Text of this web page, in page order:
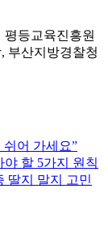
평등교육진흥원
부산지방경찰청
어 가세요”
할 5가지 원칙
딸지 말지 고민